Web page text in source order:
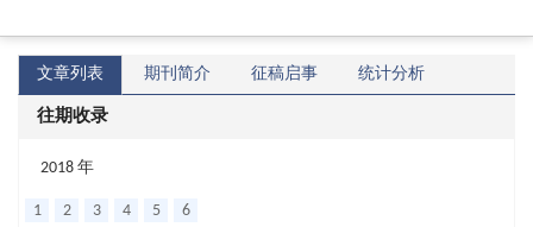
文章列表 期刊简介 征稿启事 统计分析
往期收录
2018 年
1 2 3 4 5 6
《黄